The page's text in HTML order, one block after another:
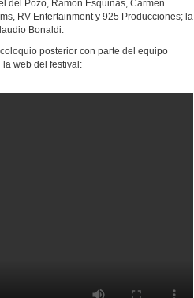
del Pozo, Ramón Esquinas, Carmen
RV Entertainment y 925 Producciones; la
Bonaldi.
posterior con parte del equipo
web del festival: